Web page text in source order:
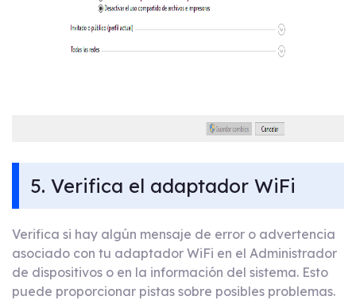
5. Verifica el adaptador WiFi
Verifica si hay algún mensaje de error o advertencia
asociado con tu adaptador WiFi en el Administrador
de dispositivos o en la información del sistema. Esto
puede proporcionar pistas sobre posibles problemas.